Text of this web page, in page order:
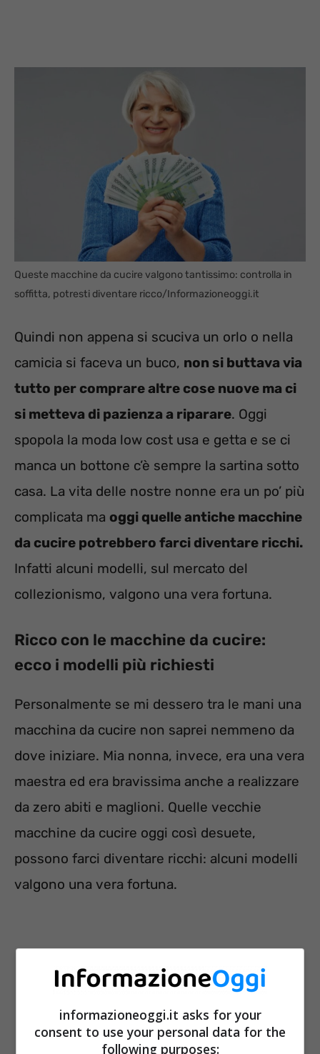
Queste macchine da cucire valgono tantissimo: controlla in
soffitta, potresti diventare ricco/Informazioneoggi.it
Quindi non appena si scuciva un orlo o nella
camicia si faceva un buco, non si buttava via
tutto per comprare altre cose nuove ma ci
si metteva di pazienza a riparare. Oggi
spopola la moda low cost usa e getta e se ci
manca un bottone c’è sempre la sartina sotto
casa. La vita delle nostre nonne era un po’ più
complicata ma oggi quelle antiche macchine
da cucire potrebbero farci diventare ricchi.
Infatti alcuni modelli, sul mercato del
collezionismo, valgono una vera fortuna.
Ricco con le macchine da cucire:
ecco i modelli più richiesti
Personalmente se mi dessero tra le mani una
macchina da cucire non saprei nemmeno da
dove iniziare. Mia nonna, invece, era una vera
maestra ed era bravissima anche a realizzare
da zero abiti e maglioni. Quelle vecchie
macchine da cucire oggi così desuete,
possono farci diventare ricchi: alcuni modelli
valgono una vera fortuna.
informazioneoggi.it asks for your
consent to use your personal data for the
following purposes: